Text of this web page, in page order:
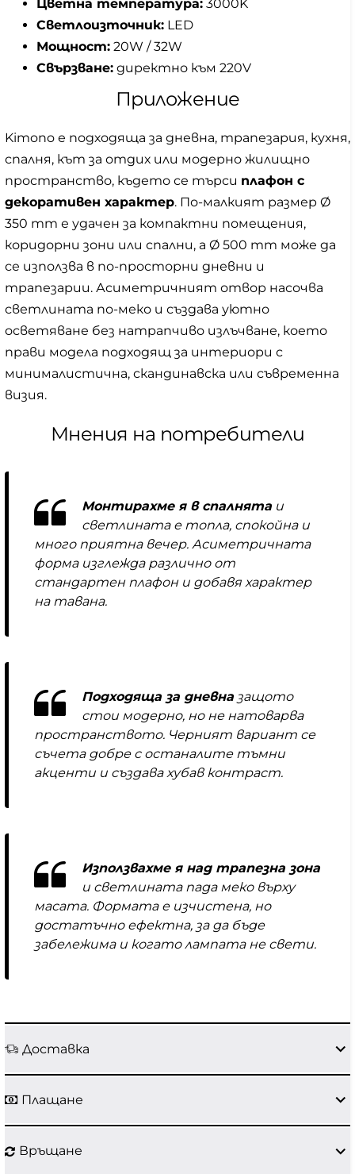
Цветна температура: 3000K
Светлоизточник: LED
Мощност: 20W / 32W
Свързване: директно към 220V
Приложение
Kimono е подходяща за дневна, трапезария, кухня,
спалня, кът за отдих или модерно жилищно
пространство, където се търси плафон с
декоративен характер. По-малкият размер Ø
350 mm е удачен за компактни помещения,
коридорни зони или спални, а Ø 500 mm може да
се използва в по-просторни дневни и
трапезарии. Асиметричният отвор насочва
светлината по-меко и създава уютно
осветяване без натрапчиво излъчване, което
прави модела подходящ за интериори с
минималистична, скандинавска или съвременна
визия.
Мнения на потребители
Монтирахме я в спалнята и
светлината е топла, спокойна и
много приятна вечер. Асиметричната
форма изглежда различно от
стандартен плафон и добавя характер
на тавана.
Подходяща за дневна защото
стои модерно, но не натоварва
пространството. Черният вариант се
съчета добре с останалите тъмни
акценти и създава хубав контраст.
Използвахме я над трапезна зона
и светлината пада меко върху
масата. Формата е изчистена, но
достатъчно ефектна, за да бъде
забележима и когато лампата не свети.
Доставка
Плащане
Връщане